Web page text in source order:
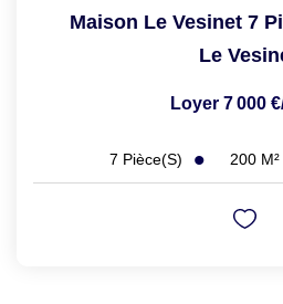
Maison Le Vesinet 7
Le
Loyer 7 000
7 Pièce(s) 200 M²